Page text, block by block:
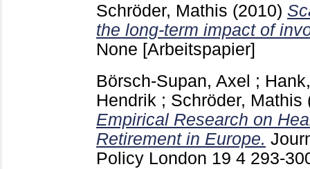
Schröder, Mathis (2010)
the long-term impact of
None [Arbeitspapier]
Börsch-Supan, Axel ;
Hendrik ; Schröder, Mathis
Empirical Research on
Retirement in Europe.
Policy London 19 4 293-